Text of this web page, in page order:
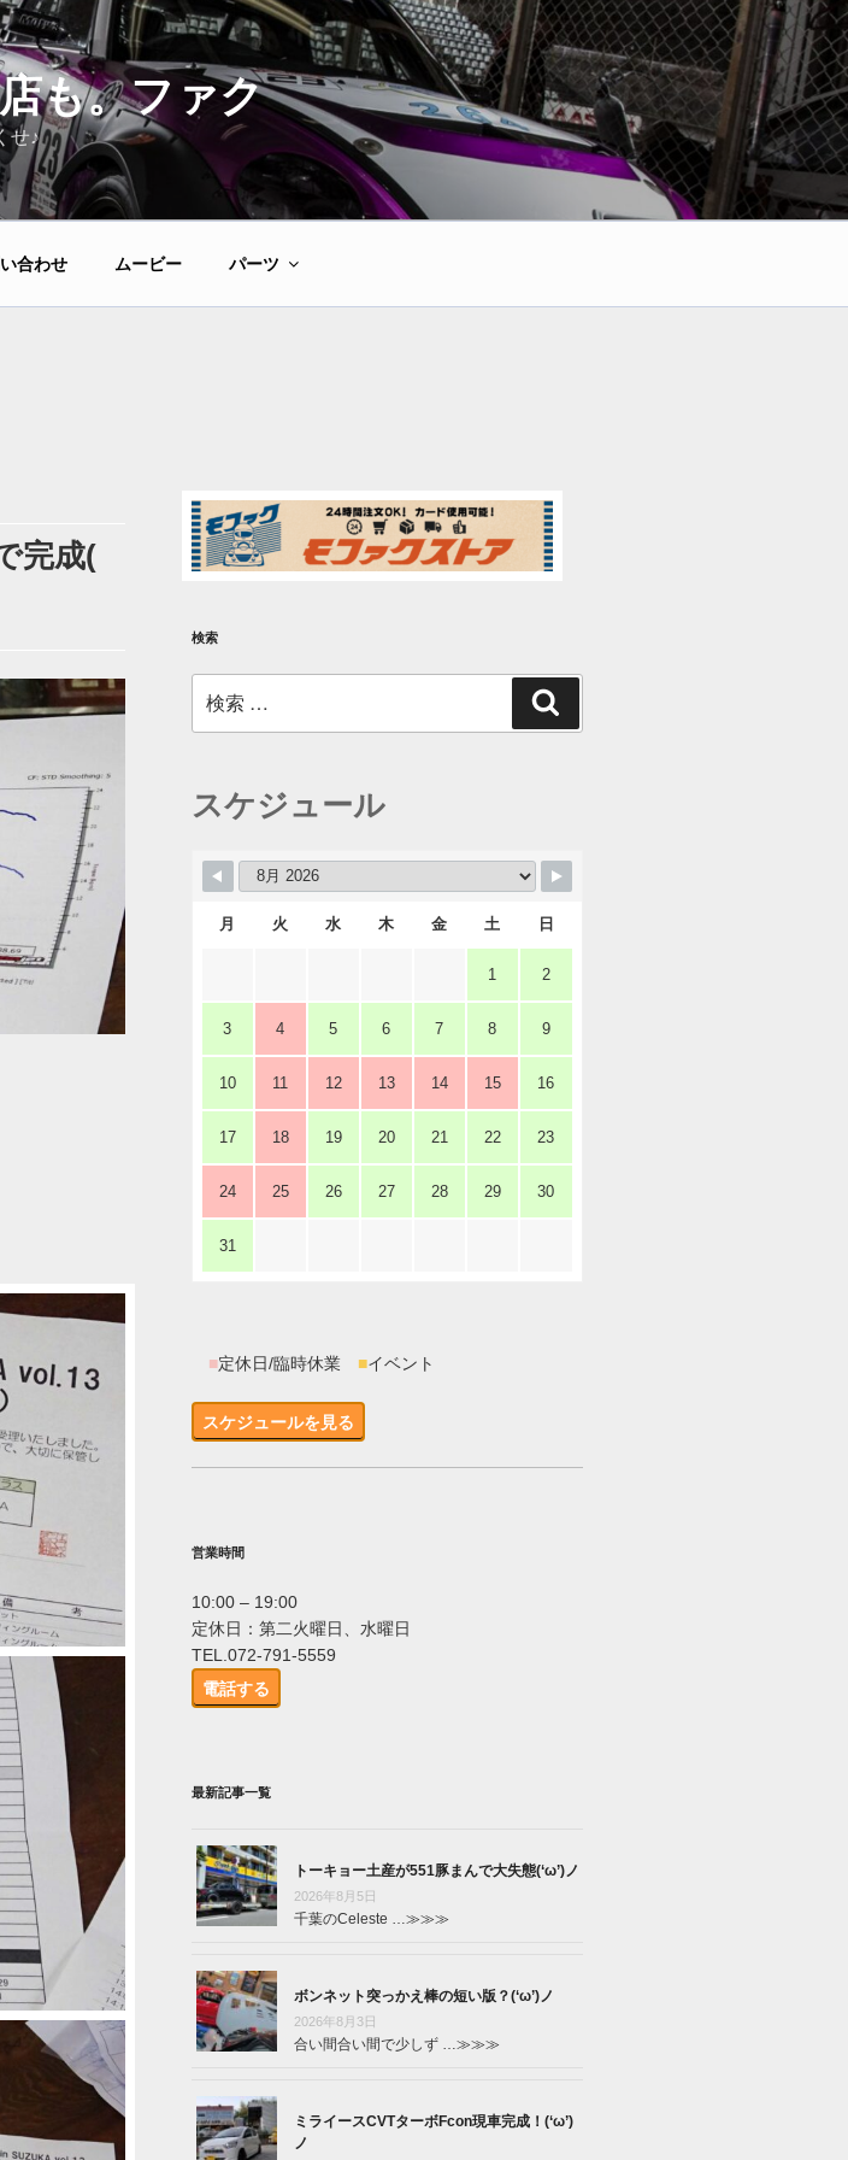
も。ファク
せ♪
合わせ ムービー パーツ
完成(
検索
索:
索
スケジュール
月 火 水 木 金 土 日
1 2
3 4 5 6 7 8 9
10 11 12 13 14 15 16
17 18 19 20 21 22 23
24 25 26 27 28 29 30
31
■定休日/臨時休業 ■イベント
スケジュールを見る
営業時間
10:00 – 19:00
定休日：第二火曜日、水曜日
TEL.072-791-5559
電話する
最新記事一覧
トーキョー土産が551豚まんで大失態(‘ω’)ノ
2026年8月5日
千葉のCeleste …≫≫≫
ボンネット突っかえ棒の短い版？(‘ω’)ノ
2026年8月3日
合い間合い間で少しず …≫≫≫
ミライースCVTターボFcon現車完成！(‘ω’)
ノ